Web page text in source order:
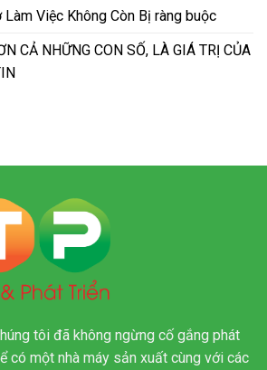
Việc Không Còn Bị ràng buộc
CẢ NHỮNG CON SỐ, LÀ GIÁ TRỊ CỦA
tôi đã không ngừng cố gắng phát
có một nhà máy sản xuất cùng với các